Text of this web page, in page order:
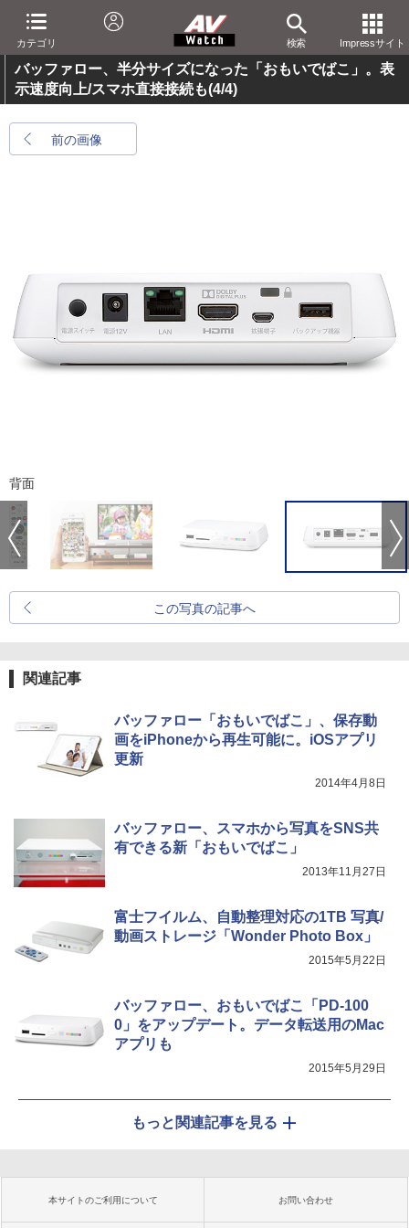
カテゴリ 検索 Impressサイト
バッファロー、半分サイズになった「おもいでばこ」。表
示速度向上/スマホ直接接続も(4/4)
前の画像
背面
この写真の記事へ
関連記事
バッファロー「おもいでばこ」、保存動
画をiPhoneから再生可能に。iOSアプリ
更新
2014年4月8日
バッファロー、スマホから写真をSNS共
有できる新「おもいでばこ」
2013年11月27日
富士フイルム、自動整理対応の1TB 写真/
動画ストレージ「Wonder Photo Box」
2015年5月22日
バッファロー、おもいでばこ「PD-100
0」をアップデート。データ転送用のMac
アプリも
2015年5月29日
もっと関連記事を見る
本サイトのご利用について お問い合わせ